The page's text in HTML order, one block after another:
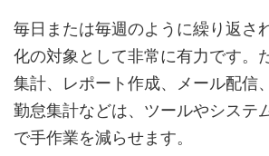
毎日または毎週のように繰り返さ
化の対象として非常に有力です。
集計、レポート作成、メール配信
勤怠集計などは、ツールやシステ
で手作業を減らせます。